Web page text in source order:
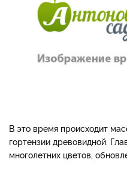
В это время происходит
гортензии древовидной.
многолетних цветов,